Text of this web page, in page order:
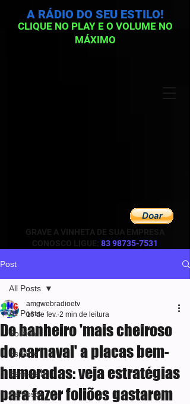
GRAVE A VINHETA DE SUA EMPRESA
CONOSCO LIGUE: 83 98735-7531
CLIQUE NO PLAY E O VOLUME NO
MÁXIMO
A RÁDIO DO SEU ESTILO!
Post
All Posts
Política
Esporte
Bem-estar
Famosos
All Posts
Do banheiro 'mais cheiroso
do carnaval' a placas bem-
humoradas: veja estratégias
para fazer foliões gastarem
amgwebradioetv
16 de fev. 2 min de leitura